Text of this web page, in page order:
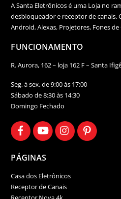
A Santa Eletrônicos é uma Loja no
desbloqueador e receptor de canais,
Android, Alexas, Projetores, Fones
FUNCIONAMENTO
R. Aurora, 162 – loja 162 F – Santa
Seg. à sex. de 9:00 às 17:00
Sábado de 8:30 às 14:30
Domingo Fechado
PÁGINAS
Casa dos Eletrônicos
Receptor de Canais